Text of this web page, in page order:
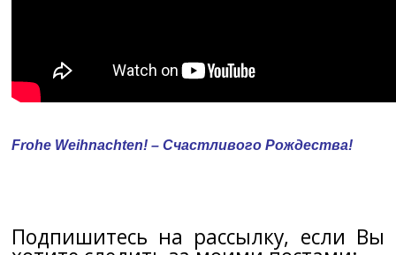
Frohe Weihnachten! – Счастливого Рождества!
Подпишитесь на рассылку, если Вы